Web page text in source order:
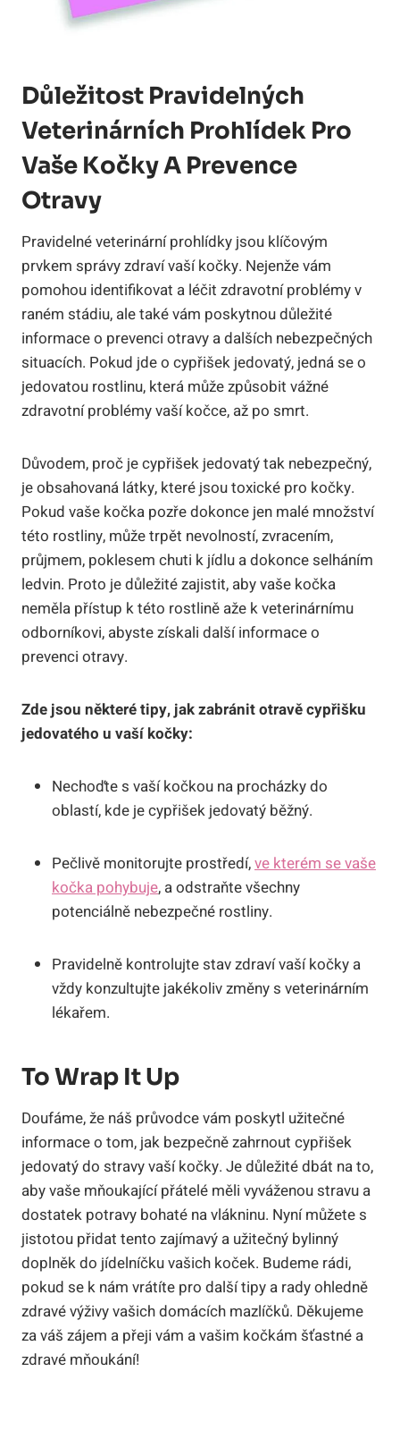
Důležitost Pravidelných
Veterinárních Prohlídek Pro
Vaše Kočky A Prevence
Otravy
Pravidelné veterinární prohlídky jsou klíčovým
prvkem správy zdraví vaší kočky. Nejenže vám
pomohou identifikovat a léčit zdravotní problémy v
raném stádiu, ale také vám poskytnou důležité
informace o prevenci otravy a dalších nebezpečných
situacích. Pokud jde o cypřišek jedovatý, jedná se o
jedovatou rostlinu, která může způsobit vážné
zdravotní problémy vaší kočce, až po smrt.
Důvodem, proč je cypřišek jedovatý tak nebezpečný,
je obsahovaná látky, které jsou toxické pro kočky.
Pokud vaše kočka pozře dokonce jen malé množství
této rostliny, může trpět nevolností, zvracením,
průjmem, poklesem chuti k jídlu a dokonce selháním
ledvin. Proto je důležité zajistit, aby vaše kočka
neměla přístup k této rostlině aže k veterinárnímu
odborníkovi, abyste získali další informace o
prevenci otravy.
Zde jsou některé tipy, jak zabránit otravě cypřišku
jedovatého u vaší kočky:
Nechoďte s vaší kočkou na procházky do
oblastí, kde je cypřišek jedovatý běžný.
Pečlivě monitorujte prostředí,ve kterém se vaše
kočka pohybuje, a odstraňte všechny
potenciálně nebezpečné rostliny.
Pravidelně kontrolujte stav zdraví vaší kočky a
vždy konzultujte jakékoliv změny s veterinárním
lékařem.
To Wrap It Up
Doufáme, že náš průvodce vám poskytl užitečné
informace o tom, jak bezpečně zahrnout cypřišek
jedovatý do stravy vaší kočky. Je důležité dbát na to,
aby vaše mňoukající přátelé měli vyváženou stravu a
dostatek potravy bohaté na vlákninu. Nyní můžete s
jistotou přidat tento zajímavý a užitečný bylinný
doplněk do jídelníčku vašich koček. Budeme rádi,
pokud se k nám vrátíte pro další tipy a rady ohledně
zdravé výživy vašich domácích mazlíčků. Děkujeme
za váš zájem a přeji vám a vašim kočkám šťastné a
zdravé mňoukání!